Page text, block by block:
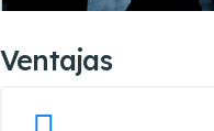
Ventajas